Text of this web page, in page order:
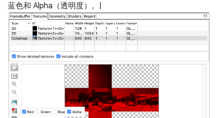
蓝色和 Alpha（透明度）。|